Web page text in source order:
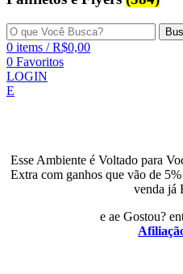
0 items / R$0,00
0 Favoritos
LOGIN
E
Esse Ambiente é Voltado para
Extra com ganhos que vão de
venda já
e ae Gostou?